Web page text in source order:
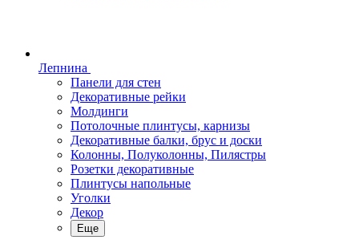
Лепнина
Панели для стен
Декоративные рейки
Молдинги
Потолочные плинтусы, карнизы
Декоративные балки, брус и доски
Колонны, Полуколонны, Пилястры
Розетки декоративные
Плинтусы напольные
Уголки
Декор
Еще